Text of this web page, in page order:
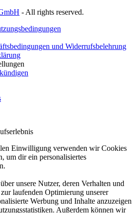
- All rights reserved.
und Widerrufsbelehrung
Einwilligung verwenden wir Cookies
um dir ein personalisiertes
unsere Nutzer, deren Verhalten und
laufenden Optimierung unserer
Werbung und Inhalte anzuzeigen
Außerdem können wir